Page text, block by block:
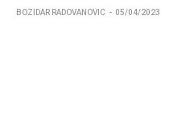
BOZIDAR RADOVANOVIC 05/04/2023